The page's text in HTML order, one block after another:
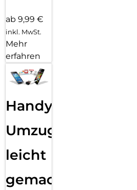
ab 9,99 €
inkl. MwSt.
Mehr
erfahren
Handy
Umzug
leicht
gemacht!